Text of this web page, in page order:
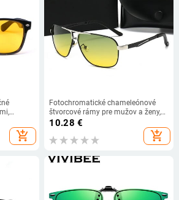
add_shopping_cart
Fotochromatické chameleónové
štvorcové rámy pre mužov a ženy,
polarizačné slnečné okuliare,
šoférovanie, slnečné okuliare
10.28 €
add_shopping_cart